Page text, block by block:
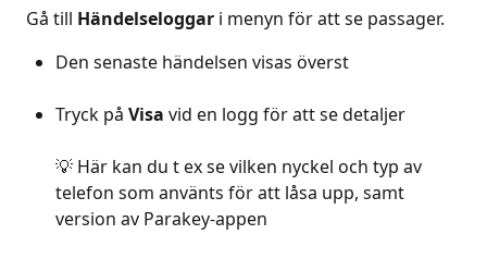
Gå till Händelseloggar i menyn för att se passager.
Den senaste händelsen visas överst
Tryck på Visa vid en logg för att se detaljer
💡 Här kan du t ex se vilken nyckel och typ av
telefon som använts för att låsa upp, samt
version av Parakey-appen